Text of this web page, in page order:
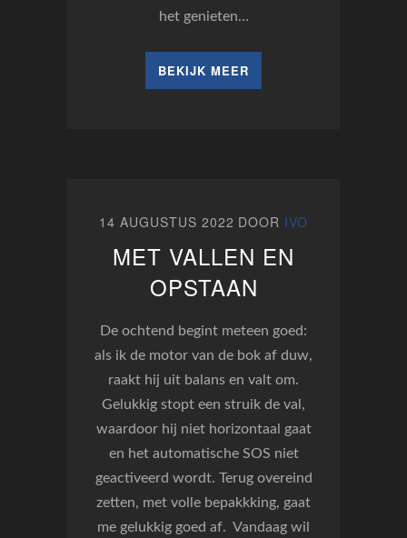
het genieten…
BEKIJK MEER
14 AUGUSTUS 2022 DOOR IVO
MET VALLEN EN
OPSTAAN
De ochtend begint meteen goed:
als ik de motor van de bok af duw,
raakt hij uit balans en valt om.
Gelukkig stopt een struik de val,
waardoor hij niet horizontaal gaat
en het automatische SOS niet
geactiveerd wordt. Terug overeind
zetten, met volle bepakkking, gaat
me gelukkig goed af. Vandaag wil